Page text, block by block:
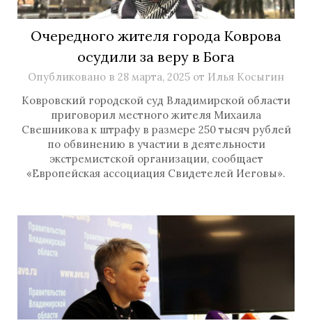
Очередного жителя города Коврова
осудили за веру в Бога
Опубликовано в 28 марта, 2025 от Илья Косыгин
Ковровский городской суд Владимирской области
приговорил местного жителя Михаила
Свешникова к штрафу в размере 250 тысяч рублей
по обвинению в участии в деятельности
экстремистской организации, сообщает
«Европейская ассоциация Свидетелей Иеговы».